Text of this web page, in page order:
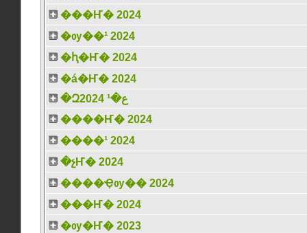
���Ҥ� 2024
�ѹ��¹ 2024
�ԧ�Ҥ� 2024
�á�Ҥ� 2024
�Զع�¹ 2024
����Ҥ� 2024
����¹ 2024
�չҤ� 2024
����Ҿѹ�� 2024
���Ҥ� 2024
�ѹ�Ҥ� 2023